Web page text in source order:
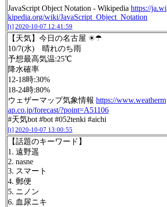
JavaScript Object Notation - Wikipedia https://ja.wi
kipedia.org/wiki/JavaScript_Object_Notation
[t] 2020-10-07 12:41:59
【天気】今日の名古屋 ☀☂
10/7(水) 晴れのち雨
予想最高気温:25℃
降水確率
12-18時:30%
18-24時:80%
ウェザーマップ気象情報 https://www.weatherm
ap.co.jp/forecast/?point=A51106
#天気bot #bot #052tenki #aichi
[t] 2020-10-07 13:00:55
【話題のキーワード】
1. 遠野遥
2. nasne
3. スマート
4. 郵便
5. ニノン
6. 血尿ニキ